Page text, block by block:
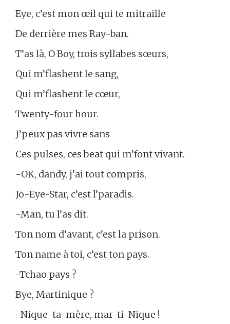
Eye, c’est mon œil qui te mitraille
De derrière mes Ray-ban.
T’as là, O Boy, trois syllabes sœurs,
Qui m’flashent le sang,
Qui m’flashent le cœur,
Twenty-four hour.
J’peux pas vivre sans
Ces pulses, ces beat qui m’font vivant.
-OK, dandy, j’ai tout compris,
Jo-Eye-Star, c’est l’paradis.
-Man, tu l’as dit.
Ton nom d’avant, c’est la prison.
Ton name à toi, c’est ton pays.
-Tchao pays ?
Bye, Martinique ?
-Nique-ta-mère, mar-ti-Nique !